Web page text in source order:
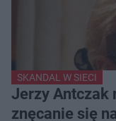
SKANDAL W SIECI
Jerzy Antczak
znęcanie się